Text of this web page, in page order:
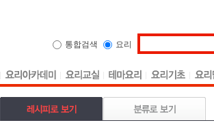
통합검색 요리